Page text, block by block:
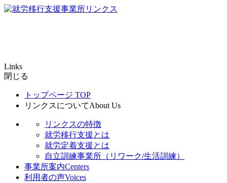
Links
閉じる
トップページ TOP
リンクスについてAbout Us
リンクスの特徴
就労移行支援とは
就労定着支援とは
自立訓練事業所（リワーク/生活訓練）
事業所案内Centers
利用者の声Voices